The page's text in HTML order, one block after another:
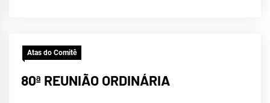
Atas do Comitê
80ª REUNIÃO ORDINÁRIA